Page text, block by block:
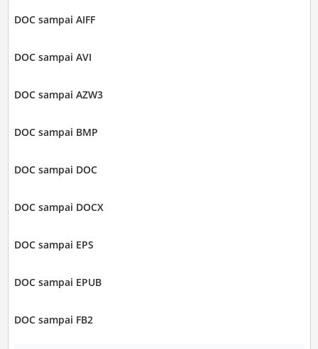
DOC sampai AIFF
DOC sampai AVI
DOC sampai AZW3
DOC sampai BMP
DOC sampai DOC
DOC sampai DOCX
DOC sampai EPS
DOC sampai EPUB
DOC sampai FB2